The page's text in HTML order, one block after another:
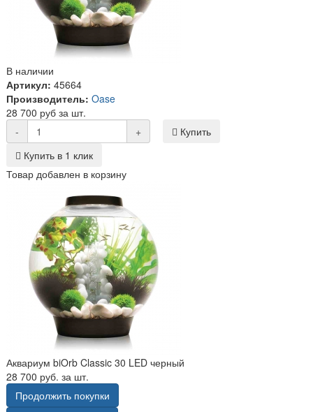
В наличии
Артикул: 45664
Производитель: Oase
28 700 руб за шт.
-
+
Купить
Купить в 1 клик
Товар добавлен в корзину
Аквариум biOrb Classic 30 LED черный
28 700 руб. за шт.
Продолжить покупки